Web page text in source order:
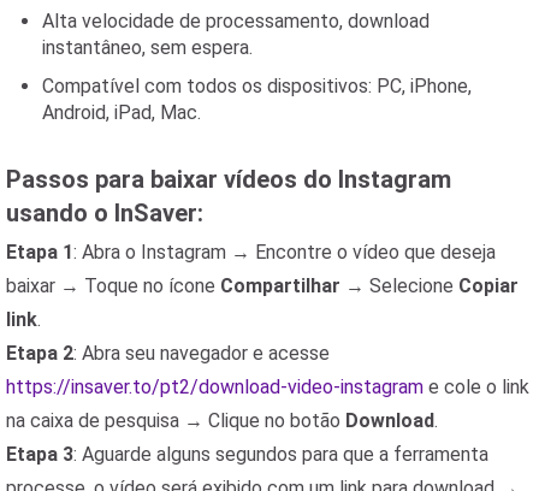
Alta velocidade de processamento, download
instantâneo, sem espera.
Compatível com todos os dispositivos: PC, iPhone,
Android, iPad, Mac.
Passos para baixar vídeos do Instagram
usando o InSaver:
Etapa 1: Abra o Instagram → Encontre o vídeo que deseja
baixar → Toque no ícone Compartilhar → Selecione Copiar
link.
Etapa 2: Abra seu navegador e acesse
https://insaver.to/pt2/download-video-instagram e cole o link
na caixa de pesquisa → Clique no botão Download.
Etapa 3: Aguarde alguns segundos para que a ferramenta